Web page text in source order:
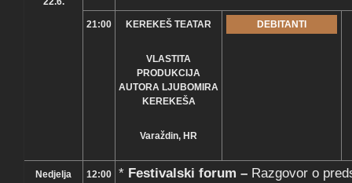
21:00 KEREKEŠ TEATAR
VLASTITA
PRODUKCIJA
AUTORA LJUBOMIRA
KEREKEŠA
Varaždin, HR
DEBITANTI
Nedjelja 12:00 * Festivalski forum – Razgovor o